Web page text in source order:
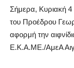
Σήμερα, Κυριακή 4
του Προέδρου
αφορμή την
Ε.Κ.Α.ΜΕ./ΑμεΑ